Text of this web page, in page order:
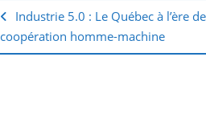
Industrie 5.0 : Le Québec à l’ère
coopération homme-machine